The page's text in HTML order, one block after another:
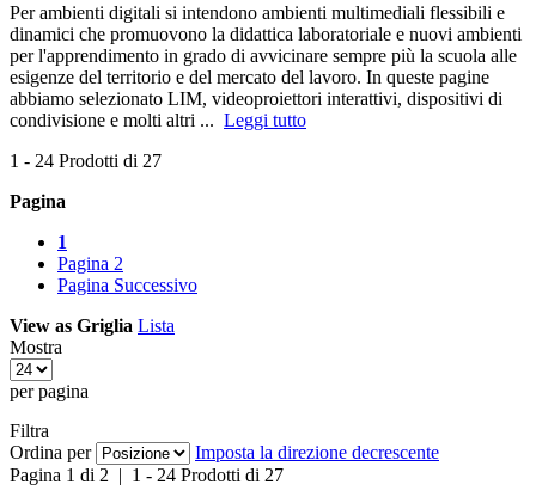
Per ambienti digitali si intendono ambienti multimediali flessibili e
dinamici che promuovono la didattica laboratoriale e nuovi ambienti
per l'apprendimento in grado di avvicinare sempre più la scuola alle
esigenze del territorio e del mercato del lavoro. In queste pagine
abbiamo selezionato LIM, videoproiettori interattivi, dispositivi di
condivisione e molti altri ... Leggi tutto
1 - 24 Prodotti di 27
Pagina
1
Pagina 2
Pagina Successivo
View as Griglia Lista
Mostra
per pagina
Filtra
Ordina per
Imposta la direzione decrescente
Pagina 1 di 2 | 1 - 24 Prodotti di 27